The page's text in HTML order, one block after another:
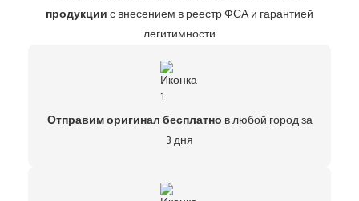
продукциис внесением в реестр ФСА и гарантией
легитимности
Отправим оригинал бесплатно в любой город за
3 дня